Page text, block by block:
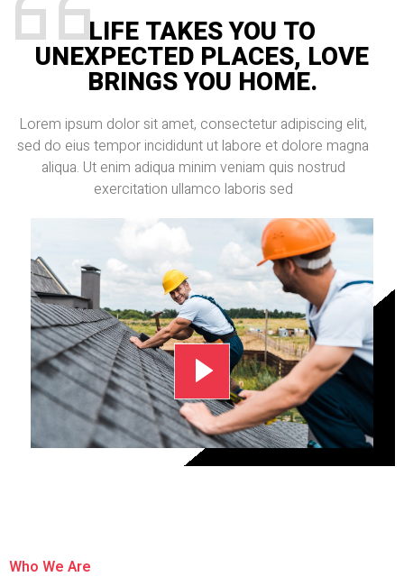
LIFE TAKES YOU TO
UNEXPECTED PLACES, LOVE
BRINGS YOU HOME.
Lorem ipsum dolor sit amet, consectetur adipiscing elit,
sed do eius tempor incididunt ut labore et dolore magna
aliqua. Ut enim adiqua minim veniam quis nostrud
exercitation ullamco laboris sed
Who We Are